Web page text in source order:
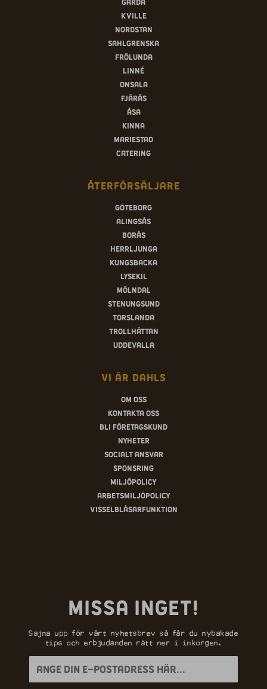
Kville
Nordstan
Sahlgrenska
Frölunda
Linné
Onsala
Fjärås
Åsa
Kinna
Mariestad
Catering
Återförsäljare
Göteborg
Alingsås
Borås
Herrljunga
Kungsbacka
Lysekil
Mölndal
Stenungsund
Torslanda
Trollhättan
Uddevalla
Vi är Dahls
Om oss
Kontakta oss
Bli företagskund
Nyheter
Socialt ansvar
Sponsring
Miljöpolicy
Arbetsmiljöpolicy
Visselblåsarfunktion
Missa inget!
Sajna upp för vårt nyhetsbrev så får du nybakade
tips och erbjudanden rätt ner i inkorgen.